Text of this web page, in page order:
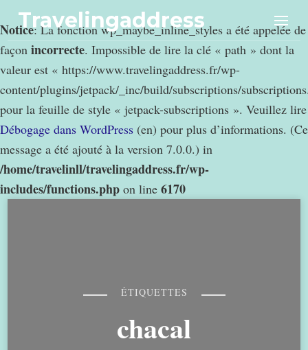
Notice: La fonction wp_maybe_inline_styles a été appelée de
façon incorrecte. Impossible de lire la clé « path » dont la
valeur est « https://www.travelingaddress.fr/wp-
content/plugins/jetpack/_inc/build/subscriptions/
pour la feuille de style « jetpack-subscriptions ». Veuillez lire
Débogage dans WordPress (en) pour plus d’informations. (Ce
message a été ajouté à la version 7.0.0.) in
/home/travelinll/travelingaddress.fr/wp-
includes/functions.php on line 6170
Travelingaddress
ÉTIQUETTES
chacal